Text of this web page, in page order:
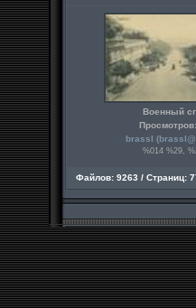
Военный
brassl (
%014 %29,
Файлов: 9263 / Страниц: